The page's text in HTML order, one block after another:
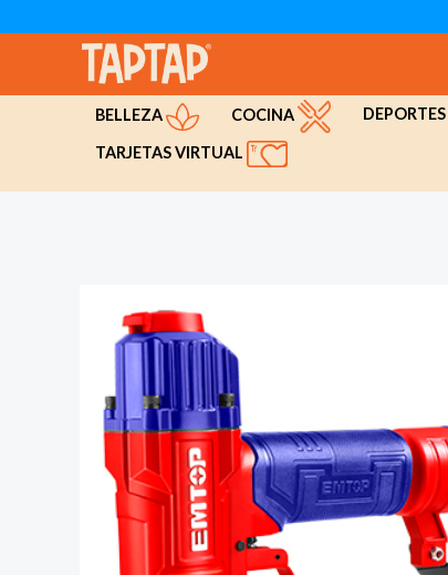
BELLEZA COCINA DEPORTES
TARJETAS VIRTUAL